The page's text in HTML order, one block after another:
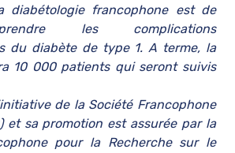
diabétologie francophone est de
les complications
du diabète de type 1. A terme, la
10 000 patients qui seront suivis
de la Société Francophone
et sa promotion est assurée par la
pour la Recherche sur le